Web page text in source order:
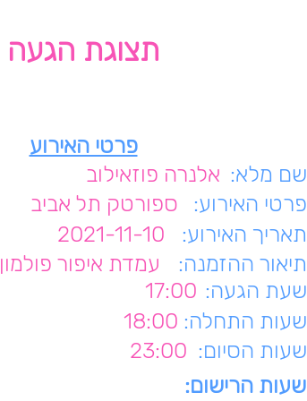
תצוגת הגעה
פרטי האירוע
שם מלא: אלנרה פוזאילוב
ספורטק תל אביב
פרטי האירוע:
2021-11-10
תאריך האירוע:
עמדת איפור פולמון
תיאור ההזמנה:
17:00 שעת הגעה:
18:00 שעות התחלה:
23:00 שעות הסיום:
שעות הרישום: